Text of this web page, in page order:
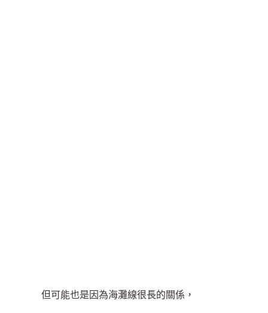
但可能也是因為海灘線很長的關係，